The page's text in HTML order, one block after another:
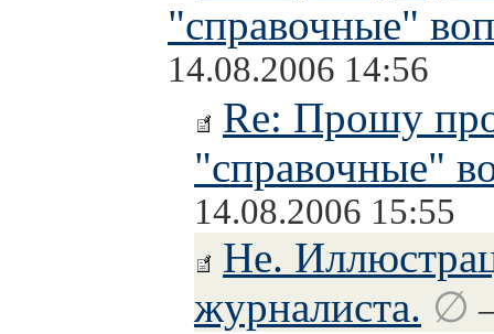
"справочные"
14.08.2006 14:56
Re: Прошу
"справочные"
14.08.2006 15:55
Не.
журналиста. ∅